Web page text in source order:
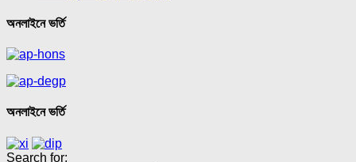
অনলাইনে ভর্তি
অনলাইনে ভর্তি
Search for: